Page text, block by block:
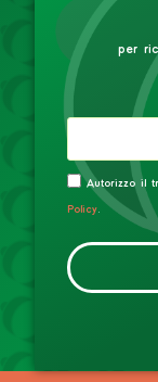
per
Autorizzo il
Policy